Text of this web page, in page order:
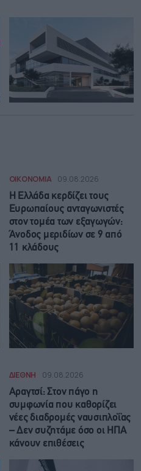
ΟΙΚΟΝΟΜΙΑ 09.08.2026
Η Ελλάδα κερδίζει τους
Ευρωπαίους ανταγωνιστές
στον τομέα των εξαγωγών:
Άνοδος μεριδίων σε 9 από
11 κλάδους
ΔΙΕΘΝΗ 09.08.2026
Αραγτσί: Στον πάγο η
συμφωνία που καθορίζει
νέες διαδρομές ναυσιπλοΐας
– Δεν συζητάμε όσο οι ΗΠΑ
κάνουν επιθέσεις